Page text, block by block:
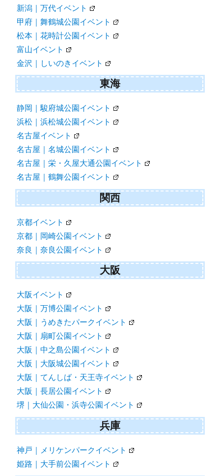
新潟｜万代イベント
甲府｜舞鶴城公園イベント
松本｜花時計公園イベント
富山イベント
金沢｜しいのきイベント
東海
静岡｜駿府城公園イベント
浜松｜浜松城公園イベント
名古屋イベント
名古屋｜名城公園イベント
名古屋｜栄・久屋大通公園イベント
名古屋｜鶴舞公園イベント
関西
京都イベント
京都｜岡崎公園イベント
奈良｜奈良公園イベント
大阪
大阪イベント
大阪｜万博公園イベント
大阪｜うめきたパークイベント
大阪｜扇町公園イベント
大阪｜中之島公園イベント
大阪｜大阪城公園イベント
大阪｜てんしば・天王寺イベント
大阪｜長居公園イベント
堺｜大仙公園・浜寺公園イベント
兵庫
神戸｜メリケンパークイベント
姫路｜大手前公園イベント